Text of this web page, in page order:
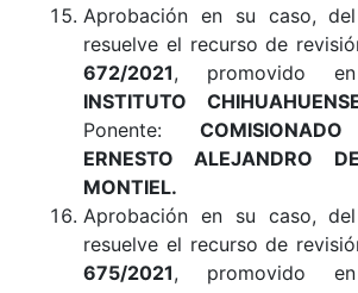
Aprobación en su caso,
resuelve el recurso de
672/2021, promovido
INSTITUTO
Ponente:
ERNESTO ALEJANDRO
MONTIEL.
Aprobación en su caso,
resuelve el recurso de
675/2021, promovido